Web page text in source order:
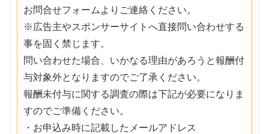
お問合せフォームよりご連絡ください。
※広告主やスポンサーサイトへ直接問い合わせする
事を固く禁じます。
問い合わせた場合、いかなる理由があろうと報酬付
与対象外となりますのでご了承ください。
報酬未付与に関する調査の際は下記が必要になりま
すのでご準備ください。
・お申込み時に記載したメールアドレス